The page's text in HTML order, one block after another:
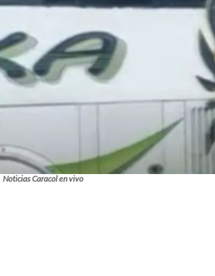
Noticias Caracol en vivo